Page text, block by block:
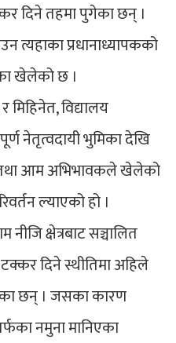
दिने तहमा पुगेका छन् ।
त्यहाका प्रधानाध्यापकको
खेलेको छ ।
विद्यालय
नेतृत्वदायी भुमिका देखि
आम अभिभावकले खेलेको
ल्याएको हो ।
क्षेत्रबाट सञ्चालित
टक्कर दिने स्थीतिमा अहिले
छन् । जसका कारण
नमुना मानिएका